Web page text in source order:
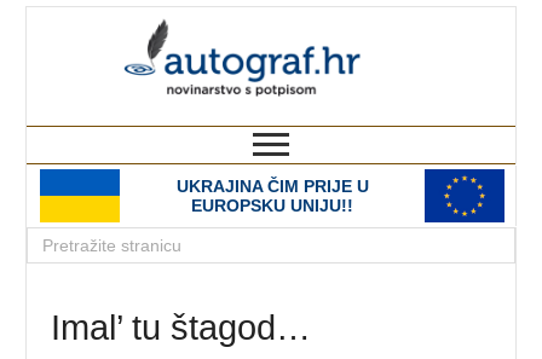
UKRAJINA ČIM PRIJE U
EUROPSKU UNIJU!!
Imal’ tu štagod…